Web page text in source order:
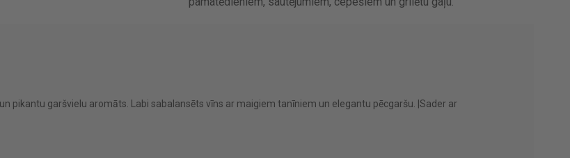
pikantu garšvielu aromāts. Labi sabalansēts vīns ar maigiem tanīniem un elegantu pēcgaršu. |Sader ar